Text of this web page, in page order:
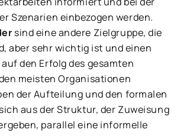
Szenarien einbezogen werden.
sind eine andere Zielgruppe, die
aber sehr wichtig ist und einen
den Erfolg des gesamten
meisten Organisationen
der Aufteilung und den formalen
aus der Struktur, der Zuweisung
parallel eine informelle